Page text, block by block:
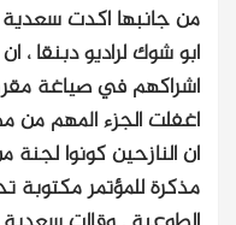
من جانبها اكدت سعدية
ابو شوك لراديو دبنقا ،
اشراكهم في صياغة
اغفلت الجزء المهم
ان النازحين كونوا
مذكرة للمؤتمر مكتوبة